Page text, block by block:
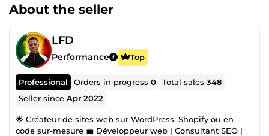
About the seller
LFD
Performance Top
Professional Orders in progress0 Total sales348
Seller sinceApr 2022
🌟 Créateur de sites web sur WordPress, Shopify ou en
code sur-mesure 💼 Développeur web | Consultant SEO |